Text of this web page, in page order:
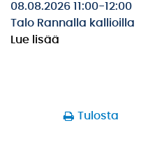
08.08.2026 11:00-12:00
Talo Rannalla kallioilla
Lue lisää
Tulosta